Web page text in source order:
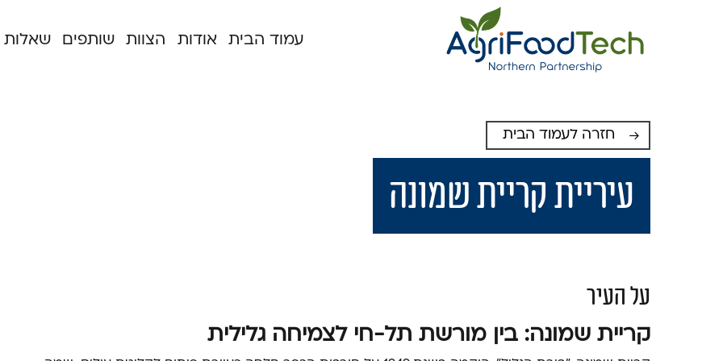
עמוד הבית אודות הצוות שותפים שאלות
חזרה לעמוד הבית
עיריית קריית שמונה
על העיר
קריית שמונה: בין מורשת תל-חי לצמיחה גלילית